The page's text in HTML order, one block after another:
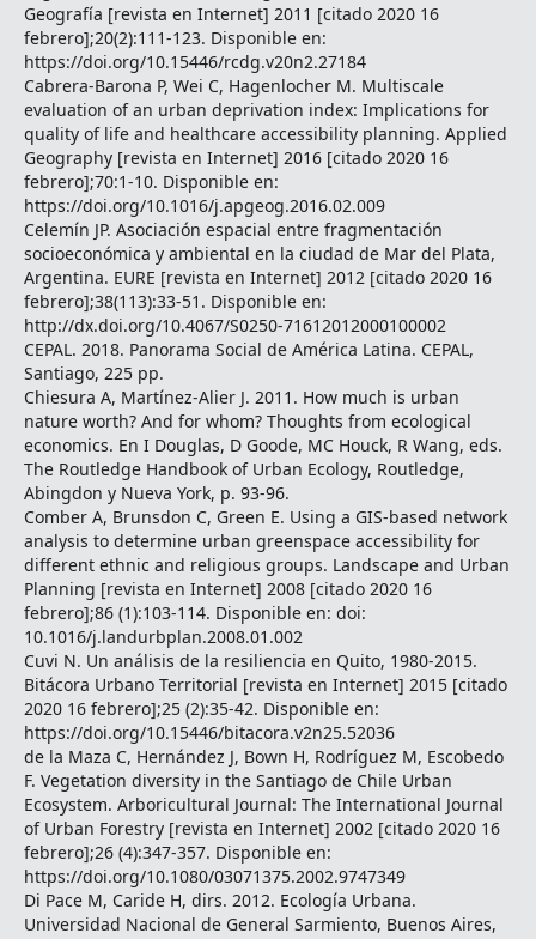
Geografía [revista en Internet] 2011 [citado 2020 16
febrero];20(2):111-123. Disponible en:
https://doi.org/10.15446/rcdg.v20n2.27184
Cabrera-Barona P, Wei C, Hagenlocher M. Multiscale
evaluation of an urban deprivation index: Implications for
quality of life and healthcare accessibility planning. Applied
Geography [revista en Internet] 2016 [citado 2020 16
febrero];70:1-10. Disponible en:
https://doi.org/10.1016/j.apgeog.2016.02.009
Celemín JP. Asociación espacial entre fragmentación
socioeconómica y ambiental en la ciudad de Mar del Plata,
Argentina. EURE [revista en Internet] 2012 [citado 2020 16
febrero];38(113):33-51. Disponible en:
http://dx.doi.org/10.4067/S0250-71612012000100002
CEPAL. 2018. Panorama Social de América Latina. CEPAL,
Santiago, 225 pp.
Chiesura A, Martínez-Alier J. 2011. How much is urban
nature worth? And for whom? Thoughts from ecological
economics. En I Douglas, D Goode, MC Houck, R Wang, eds.
The Routledge Handbook of Urban Ecology, Routledge,
Abingdon y Nueva York, p. 93-96.
Comber A, Brunsdon C, Green E. Using a GIS-based network
analysis to determine urban greenspace accessibility for
different ethnic and religious groups. Landscape and Urban
Planning [revista en Internet] 2008 [citado 2020 16
febrero];86 (1):103-114. Disponible en: doi:
10.1016/j.landurbplan.2008.01.002
Cuvi N. Un análisis de la resiliencia en Quito, 1980-2015.
Bitácora Urbano Territorial [revista en Internet] 2015 [citado
2020 16 febrero];25 (2):35-42. Disponible en:
https://doi.org/10.15446/bitacora.v2n25.52036
de la Maza C, Hernández J, Bown H, Rodríguez M, Escobedo
F. Vegetation diversity in the Santiago de Chile Urban
Ecosystem. Arboricultural Journal: The International Journal
of Urban Forestry [revista en Internet] 2002 [citado 2020 16
febrero];26 (4):347-357. Disponible en:
https://doi.org/10.1080/03071375.2002.9747349
Di Pace M, Caride H, dirs. 2012. Ecología Urbana.
Universidad Nacional de General Sarmiento, Buenos Aires,